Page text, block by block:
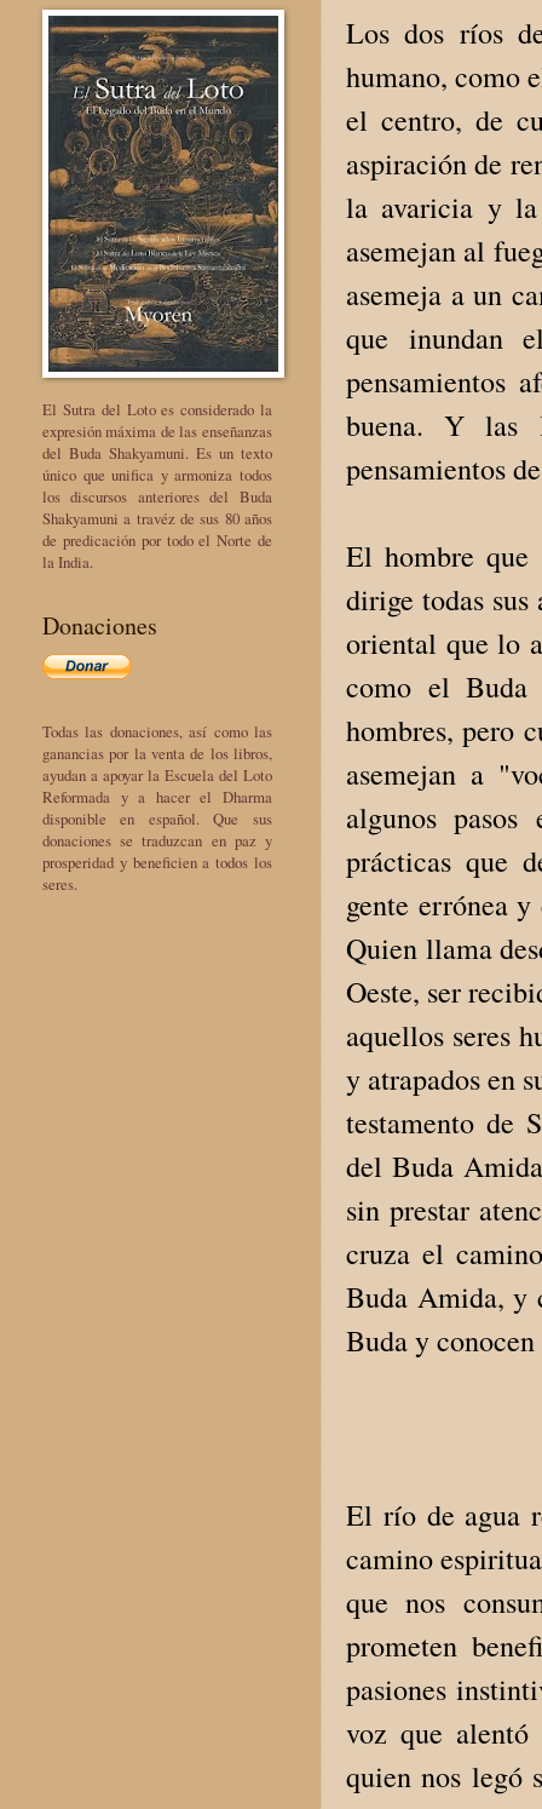
Los dos ríos
humano, como
el centro, de
aspiración de
la avaricia y
asemejan al
asemeja a un
que inundan
pensamientos
buena. Y las
pensamientos
El hombre que
dirige todas
oriental que lo
como el Buda
hombres, pero
asemejan a
algunos
prácticas que
gente errónea
Quien llama
Oeste, ser
aquellos seres
y atrapados en
testamento de
del Buda
sin prestar
cruza el
Buda Amida, y
Buda y
El río de agua
camino
que nos
prometen
pasiones
voz que
quien nos legó
El Sutra del Loto es considerado la
expresión máxima de las enseñanzas
del Buda Shakyamuni. Es un texto
único que unifica y armoniza todos
los discursos anteriores del Buda
Shakyamuni a travéz de sus 80 años
de predicación por todo el Norte de
la India.
Donaciones
Todas las donaciones, así como las
ganancias por la venta de los libros,
ayudan a apoyar la Escuela del Loto
Reformada y a hacer el Dharma
disponible en español. Que sus
donaciones se traduzcan en paz y
prosperidad y beneficien a todos los
seres.